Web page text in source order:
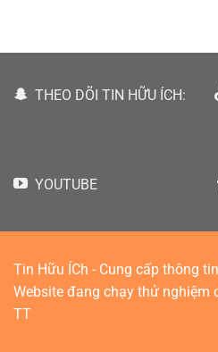
THEO DÕI TIN HỮU ÍCH:
YOUTUBE
Tin Hữu ÍCh - Cung cấp thông
Website đang chạy thử nghiệm
TT